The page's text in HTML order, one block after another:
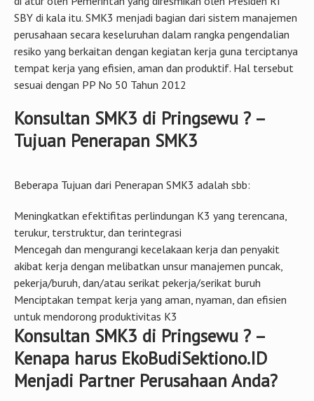
Anda tengah butuh informasi proses Sertifikat SMK3
dengan cepat yaa ? EkoBudiSektiono.ID bisa jadi
solusinya, Buruan Call/WA 0813-1006-9003
SMK3PP 50 Tahun 2012, yaitu Sistem Manajemen K3 yang
di atur oleh Pemerintah yang diresmikan oleh Presiden RI
resiko yang berkaitan dengan kegiatan kerja guna terciptanya
tempat kerja yang efisien, aman dan produktif. Hal tersebut
sesuai dengan PP No 50 Tahun 2012
Konsultan SMK3 di Pringsewu ? –
Tujuan Penerapan SMK3
Beberapa Tujuan dari Penerapan SMK3 adalah sbb:
Meningkatkan efektifitas perlindungan K3 yang terencana,
terukur, terstruktur, dan terintegrasi
Mencegah dan mengurangi kecelakaan kerja dan penyakit